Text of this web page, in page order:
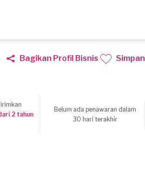
Bagikan Profil Bisnis Simpan
2 tahun
Belum ada penawaran dalam
30 hari terakhir